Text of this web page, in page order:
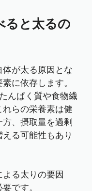
ると太るの
が太る原因とな
に依存します。
んぱく質や食物繊
らの栄養素は健
、摂取量を過剰
る可能性もあり
る太りの要因
です。